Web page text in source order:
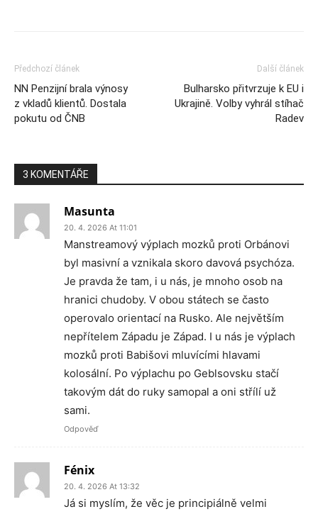
Předchozí článek
NN Penzijní brala výnosy
z vkladů klientů. Dostala
pokutu od ČNB
Další článek
Bulharsko přitvrzuje k EU i
Ukrajině. Volby vyhrál stíhač
Radev
3 KOMENTÁŘE
Masunta
20. 4. 2026 At 11:01
Manstreamový výplach mozků proti Orbánovi
byl masivní a vznikala skoro davová psychóza.
Je pravda že tam, i u nás, je mnoho osob na
hranici chudoby. V obou státech se často
operovalo orientací na Rusko. Ale největším
nepřítelem Západu je Západ. I u nás je výplach
mozků proti Babišovi mluvícími hlavami
kolosální. Po výplachu po Geblsovsku stačí
takovým dát do ruky samopal a oni střílí už
sami.
Odpověď
Fénix
20. 4. 2026 At 13:32
Já si myslím, že věc je principiálně velmi